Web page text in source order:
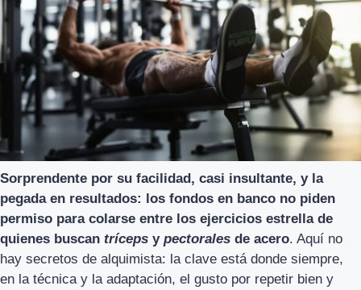
Sorprendente por su facilidad, casi insultante, y la
pegada en resultados: los fondos en banco no piden
permiso para colarse entre los ejercicios estrella de
quienes buscan tríceps y pectorales de acero. Aquí no
hay secretos de alquimista: la clave está donde siempre,
en la técnica y la adaptación, el gusto por repetir bien y